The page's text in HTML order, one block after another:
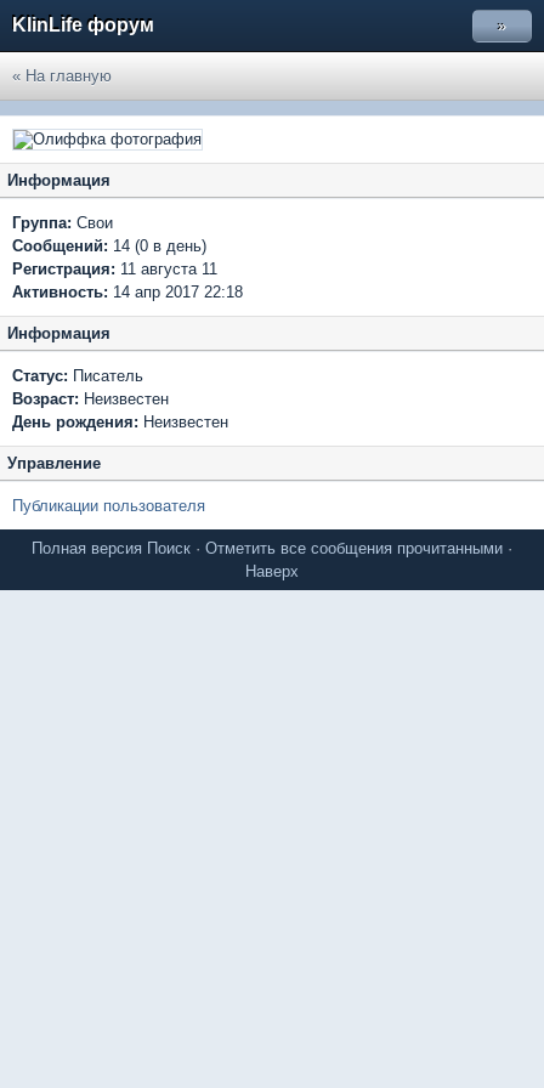
KlinLife форум »
« На главную
Информация
Группа: Свои
Сообщений: 14 (0 в день)
Регистрация: 11 августа 11
Активность: 14 апр 2017 22:18
Информация
Статус: Писатель
Возраст: Неизвестен
День рождения: Неизвестен
Управление
Публикации пользователя
Полная версия Поиск · Отметить все сообщения прочитанными ·
Наверх